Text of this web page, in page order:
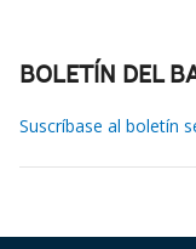
BOLETÍN DEL
Suscríbase al boletín